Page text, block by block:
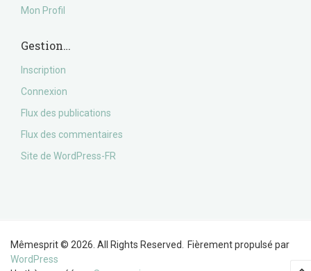
Mon Profil
Gestion…
Inscription
Connexion
Flux des publications
Flux des commentaires
Site de WordPress-FR
Mêmesprit © 2026. All Rights Reserved.
Fièrement propulsé par
WordPress